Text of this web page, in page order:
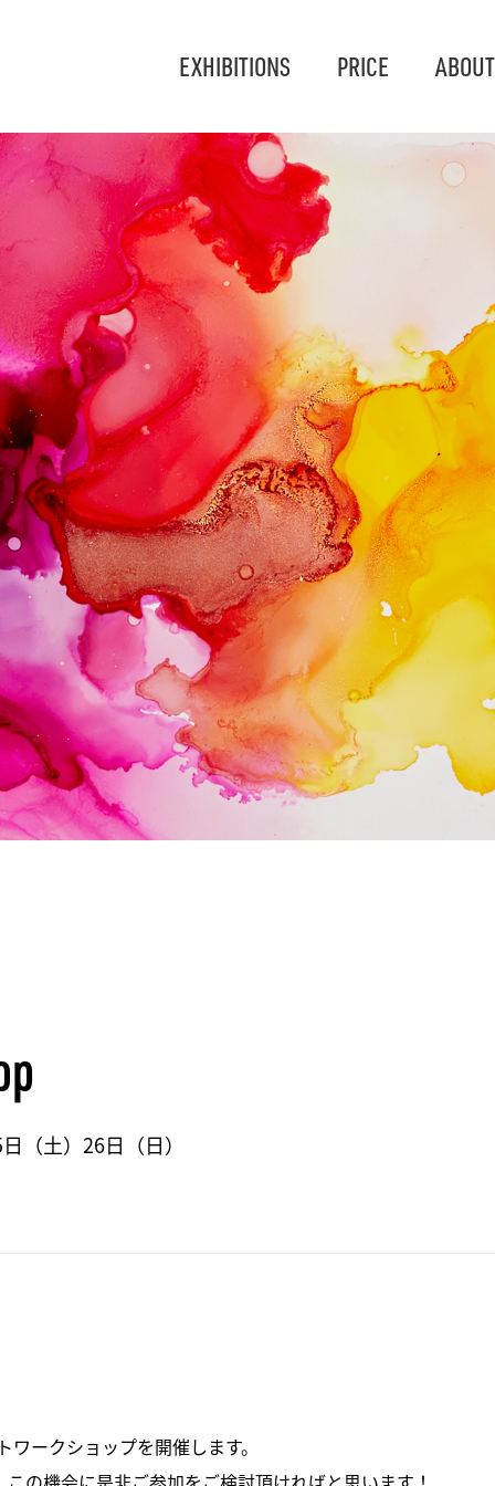
EXHIBITIONS PRICE ABOUT
（土）26日（日）
ークショップを開催します。